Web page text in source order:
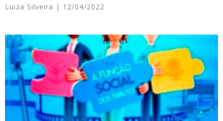
Luiza Silveira 12/04/2022